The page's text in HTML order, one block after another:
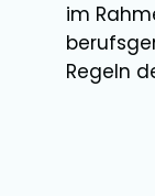
im
Regeln